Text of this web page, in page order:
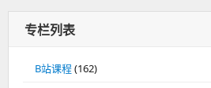
专栏列表
B站课程(162)